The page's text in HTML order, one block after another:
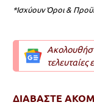
*Ισχύουν Όροι &
τελευταίες
ΔΙΑΒΑΣΤΕ